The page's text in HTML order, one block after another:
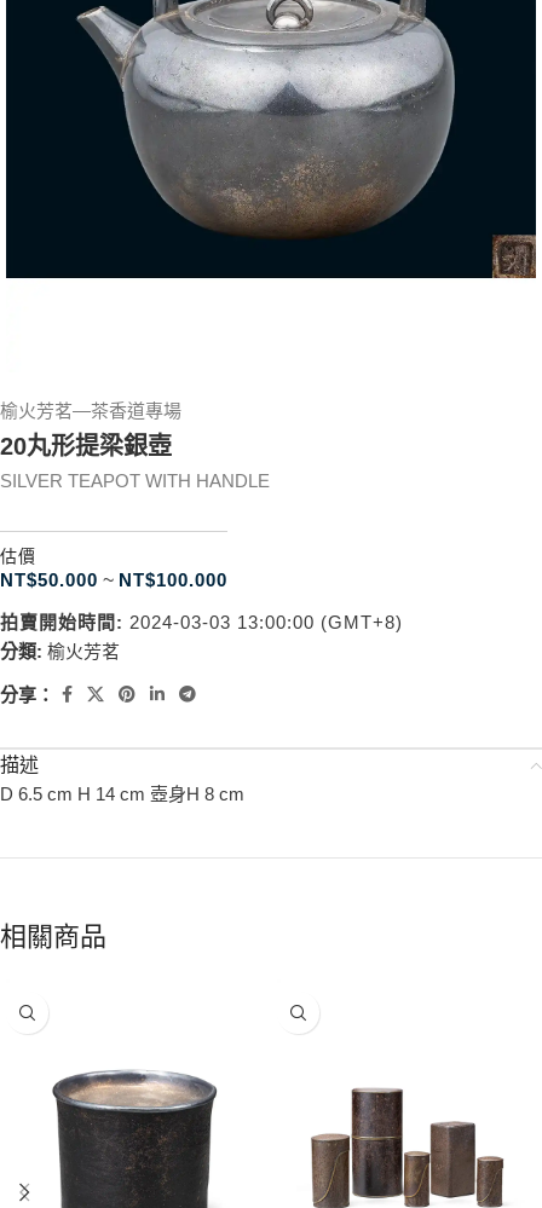
榆火芳茗—茶香道專場
20丸形提梁銀壺
SILVER TEAPOT WITH HANDLE
估價
NT$50.000 ~ NT$100.000
拍賣開始時間: 2024-03-03 13:00:00 (GMT+8)
分類: 榆火芳茗
分享：
描述
D 6.5 cm H 14 cm 壺身H 8 cm
相關商品